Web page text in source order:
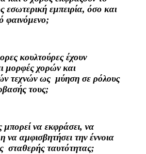
εσωτερική εμπειρία, όσο και
φαινόμενο;
κουλτούρες έχουν
μορφές χορών και
τεχνών ως μύηση σε ρόλους
τους;
να εκφράσει, να
να αμφισβητήσει την έννοια
σταθερής ταυτότητας;